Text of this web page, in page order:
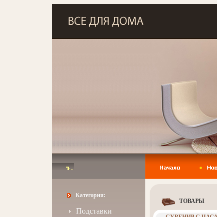
Категории:
Подставки
ТОВАРЫ